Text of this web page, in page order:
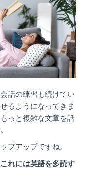
話の練習も続けてい
るようになってきま
っと複雑な文章を話
プアップですね。
れには英語を多読す